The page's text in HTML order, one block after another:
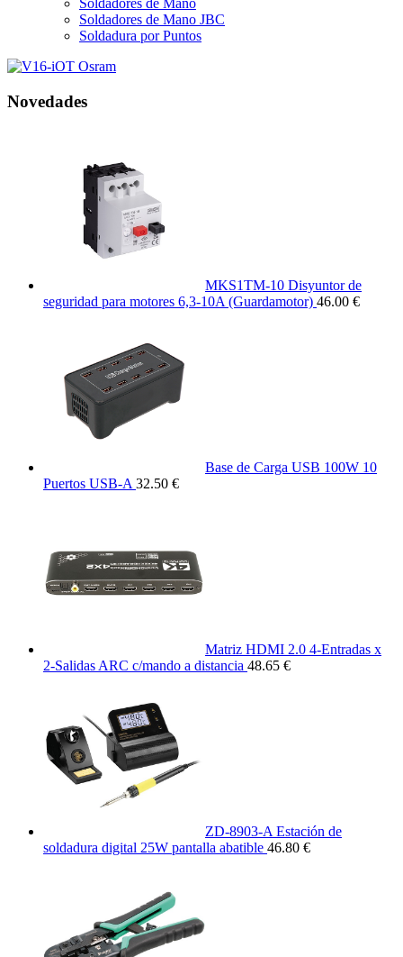
Soldadores de Mano
Soldadores de Mano JBC
Soldadura por Puntos
Novedades
MKS1TM-10 Disyuntor de
seguridad para motores 6,3-10A (Guardamotor) 46.00 €
Base de Carga USB 100W 10
Puertos USB-A 32.50 €
Matriz HDMI 2.0 4-Entradas x
2-Salidas ARC c/mando a distancia 48.65 €
ZD-8903-A Estación de
soldadura digital 25W pantalla abatible 46.80 €